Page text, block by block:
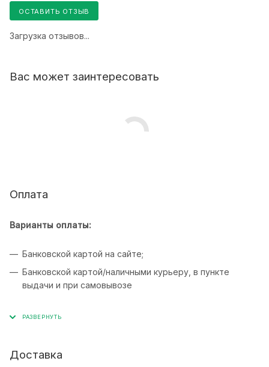
ОСТАВИТЬ ОТЗЫВ
Загрузка отзывов...
Вас может заинтересовать
Оплата
Варианты оплаты:
Банковской картой на сайте;
Банковской картой/наличными курьеру, в пункте
выдачи и при самовывозе
Доставка